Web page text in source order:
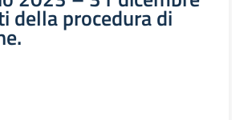
della procedura di